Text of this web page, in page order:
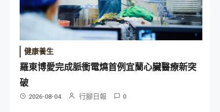
健康養生
羅東博愛完成脈衝電燒首例宜蘭心臟醫療新突
破
2026-08-04 行腳日報 0